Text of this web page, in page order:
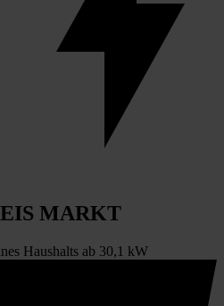
MARKT
Haushalts ab 30,1 kW